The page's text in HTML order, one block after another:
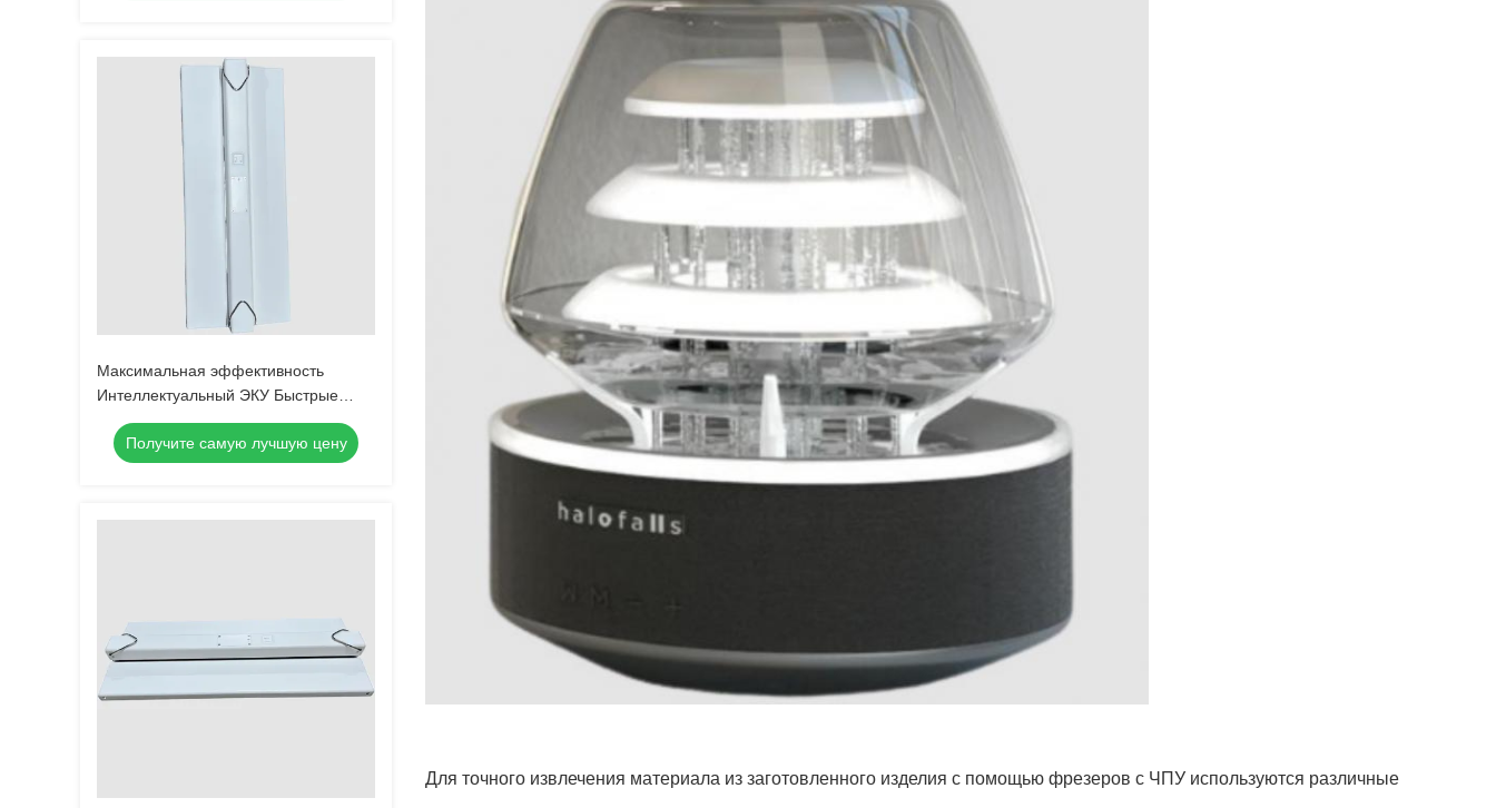
Максимальная эффективность
Интеллектуальный ЭКУ Быстрые
прототипы деталей для фрезерного
станка с ЧПУ
Получите самую лучшую цену
Для точного извлечения материала из заготовленного изделия с помощью фрезеров с ЧПУ используются различные